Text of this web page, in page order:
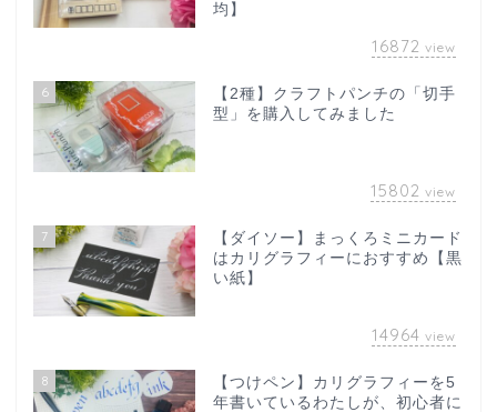
均】
16872 view
6
【2種】クラフトパンチの「切手
型」を購入してみました
15802 view
7
【ダイソー】まっくろミニカード
はカリグラフィーにおすすめ【黒
い紙】
14964 view
8
【つけペン】カリグラフィーを5
年書いているわたしが、初心者に